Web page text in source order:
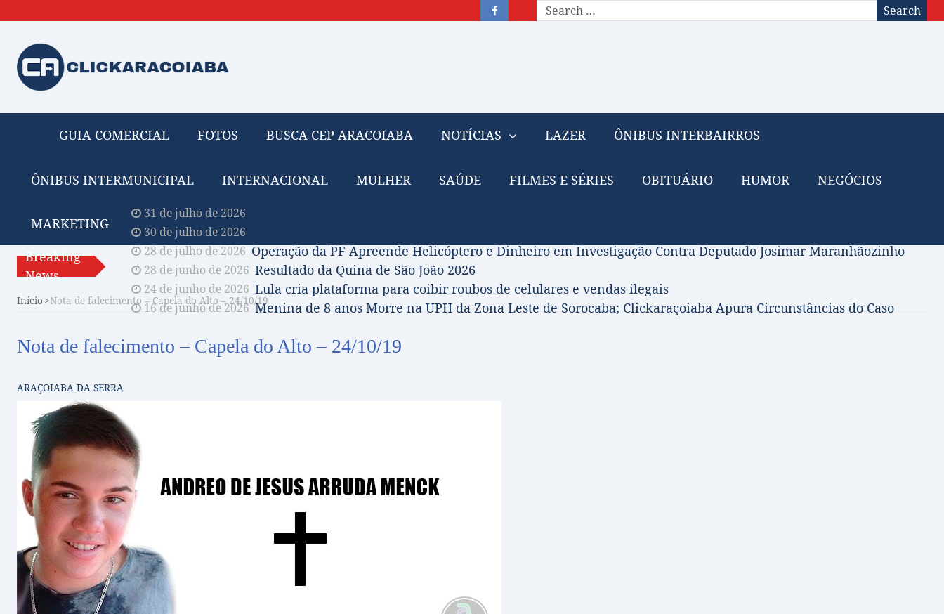
Search
GUIA COMERCIAL FOTOS BUSCA CEP ARACOIABA NOTÍCIAS LAZER ÔNIBUS INTERBAIRROS
ÔNIBUS INTERMUNICIPAL INTERNACIONAL MULHER SAÚDE FILMES E SÉRIES OBITUÁRIO HUMOR NEGÓCIOS
MARKETING
Breaking
News
31 de julho de 2026
30 de julho de 2026
28 de julho de 2026 Operação da PF Apreende Helicóptero e Dinheiro em Investigação Contra Deputado Josimar Maranhãozinho
28 de junho de 2026 Resultado da Quina de São João 2026
24 de junho de 2026 Lula cria plataforma para coibir roubos de celulares e vendas ilegais
16 de junho de 2026 Menina de 8 anos Morre na UPH da Zona Leste de Sorocaba; Clickaraçoiaba Apura Circunstâncias do Caso
Início Nota de falecimento – Capela do Alto – 24/10/19
Nota de falecimento – Capela do Alto – 24/10/19
ARAÇOIABA DA SERRA